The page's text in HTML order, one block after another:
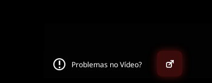
▶
Problemas no Vídeo?